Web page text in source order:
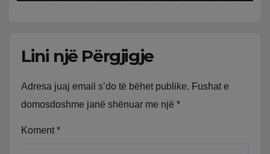
Lini një Përgjigje
Adresa juaj email s’do të bëhet publike. Fushat e
domosdoshme janë shënuar me një *
Koment *